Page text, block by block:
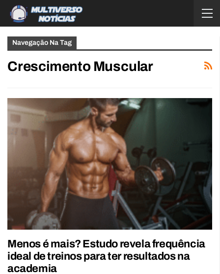
Navegação Na Tag
Crescimento Muscular
Menos é mais? Estudo revela frequência
ideal de treinos para ter resultados na
academia